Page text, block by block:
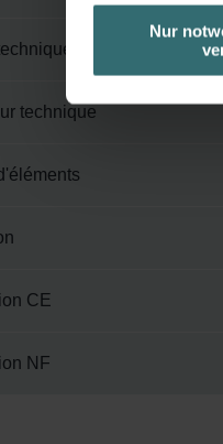
unserer Website
basierend auf
Nur
technique
CE
NF